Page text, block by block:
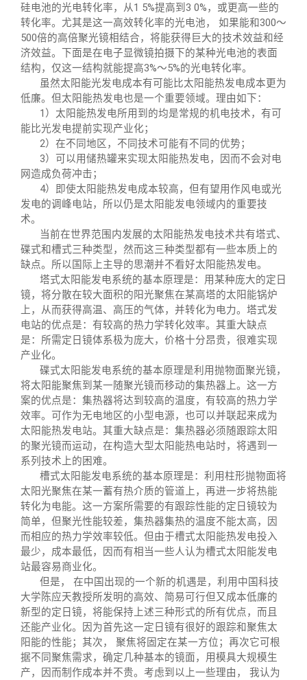
硅电池的光电转化率，从1 5%提高到3 0%，或更高一些的
转化率。尤其是这一高效转化率的光电池， 如果能和300～
500倍的高倍聚光镜相结合，将能获得巨大的技术效益和经
济效益。下面是在电子显微镜拍摄下的某种光电池的表面
结构，仅这一结构就能提高3%～5%的光电转化率。
虽然太阳能光发电成本有可能比太阳能热发电成本更为
低廉。但太阳能热发电也是一个重要领域。理由如下：
1 ）太阳能热发电所用到的均是常规的机电技术，有可
能比光发电提前实现产业化；
2）在不同地区，不同技术可能有不同的优势；
3）可以用储热罐来实现太阳能热发电，因而不会对电
网造成负荷冲击；
4）即使太阳能热发电成本较高，但有望用作风电或光
发电的调峰电站，所以仍是太阳能发电领域内的重要技
术。
当前在世界范围内发展的太阳能热发电技术共有塔式、
碟式和槽式三种类型，然而这三种类型都有一些本质上的
缺点。所以国际上主导的思潮并不看好太阳能热发电。
塔式太阳能发电系统的基本原理是：用某种庞大的定日
镜，将分散在较大面积的阳光聚焦在某高塔的太阳能锅炉
上，从而获得高温、高压的气体，并转化为电力。塔式发
电站的优点是：有较高的热力学转化效率。其重大缺点
是：所需定日镜体系极为庞大，价格十分昂贵，很难实现
产业化。
碟式太阳能发电系统的基本原理是利用抛物面聚光镜，
将太阳能聚焦到某一随聚光镜而移动的集热器上。这一方
案的优点是：集热器将达到较高的温度，有较高的热力学
效率。可作为无电地区的小型电源，也可以并联起来成为
太阳能热发电站。其重大缺点是：集热器必须随跟踪太阳
的聚光镜而运动，在构造大型太阳能热电站时，将遇到一
系列技术上的困难。
槽式太阳能发电系统的基本原理是：利用柱形抛物面将
太阳光聚焦在某一蓄有热介质的管道上，再进一步将热能
转化为电能。这一方案所需要的有跟踪性能的定日镜较为
简单，但聚光性能较差，集热器集热的温度不能太高，因
而相应的热力学效率较低。但由于槽式太阳能热发电投入
最少，成本最低，因而有相当一些人认为槽式太阳能发电
站最容易商业化。
但是， 在中国出现的一个新的机遇是，利用中国科技
大学陈应天教授所发明的高效、简易可行但又成本低廉的
新型的定日镜，将能保持上述三种形式的所有优点，而且
还能产业化。因为首先这一定日镜有很好的跟踪和聚焦太
阳能的性能；其次， 聚焦将固定在某一方位；再次它可根
据不同聚焦需求，确定几种基本的镜面，用模具大规模生
产，因而制作成本并不贵。考虑到以上一些理由， 我认为